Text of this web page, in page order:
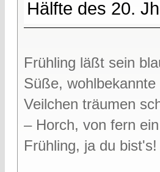
Hälfte des 20.
Frühling läßt sein
Süße,
Veilchen träumen
– Horch, von fern
Frühling, ja du